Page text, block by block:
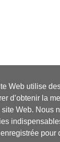
Web utilise
d’obtenir la
site Web. Nous
pour